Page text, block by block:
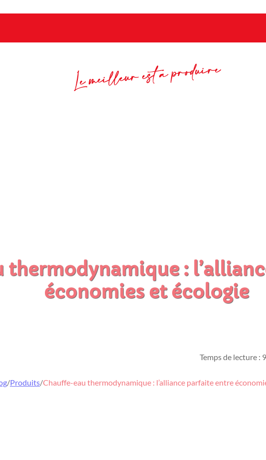
Le meilleur est à produire
thermodynamique :
économies et écologie
Temps de lecture :
/Produits/Chauffe-eau thermodynamique : l’alliance parfaite entre